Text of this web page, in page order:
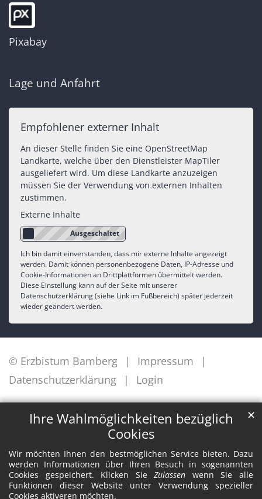
Ihre Wahlmöglichkeiten bezüglich
Cookies
Wir möchten Ihnen den bestmöglichen Service bieten. Dazu
werden Informationen über Ihren Besuch in sogenannten
Cookies gespeichert. Klicken SieZulassen wenn Sie alle
Funktionen dieser Website unter Verwendung spezieller
Cookies aktiveren möchten.
✕
Pixabay
Lage und Anfahrt
Empfohlener externer Inhalt
An dieser Stelle finden Sie eine OpenStreetMap
Landkarte, welche über den Dienstleister MapTiler
ausgeliefert wird. Um diese Landkarte anzuzeigen
müssen Sie der Verwendung von externen Inhalten
zustimmen.
Externe Inhalte
Ich bin damit einverstanden, dass mir externe Inhalte angezeigt
werden. Damit können personenbezogene Daten, IP-Adresse und
Cookie-Informationen an Drittplattformen übermittelt werden.
Diese Einstellung kann auf der Seite mit unserer
Datenschutzerklärung (siehe Link im Fußbereich) später jederzeit
wieder geändert werden.
© Erzbistum Bamberg
Impressum
Datenschutzerklärung
Login